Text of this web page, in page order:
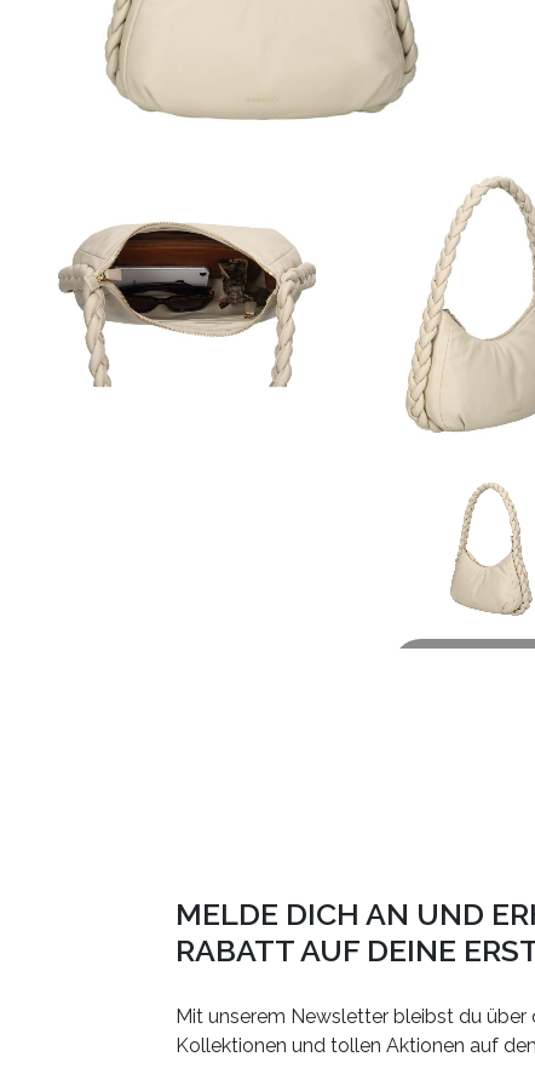
MELDE DICH AN UND
RABATT AUF DEINE
Mit unserem Newsletter bleibst du über
Kollektionen und tollen Aktionen auf